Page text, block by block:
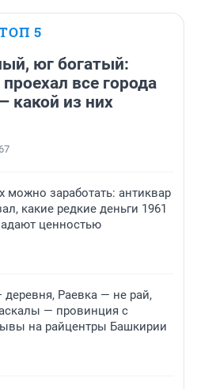
5
юг богатый:
все города
какой из них
можно заработать: антиквар
какие редкие деньги 1961
ценностью
Раевка — не рай,
— провинция с
на райцентры Башкирии